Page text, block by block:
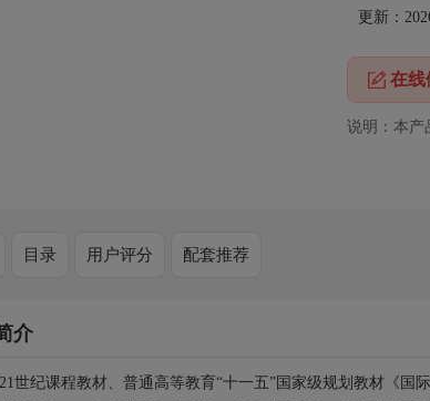
更新：
在线
说明：本产
目录 用户评分 配套推荐
介
世纪课程教材、普通高等教育“十一五”国家级规划教材《国